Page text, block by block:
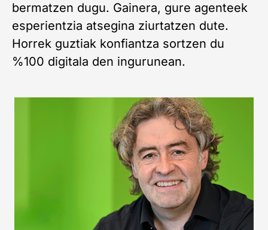
bermatzen dugu. Gainera, gure agenteek
esperientzia atsegina ziurtatzen dute.
Horrek guztiak konfiantza sortzen du
%100 digitala den ingurunean.